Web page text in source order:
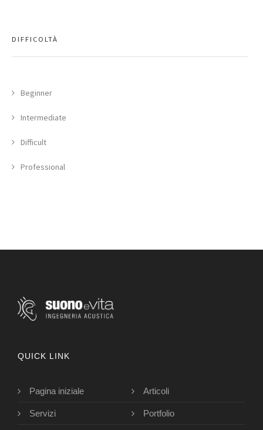
DIFFICOLTÀ
Beginner
Intermediate
Difficult
Professional
QUICK LINK
Pagina iniziale Articoli
Servizi Portfolio